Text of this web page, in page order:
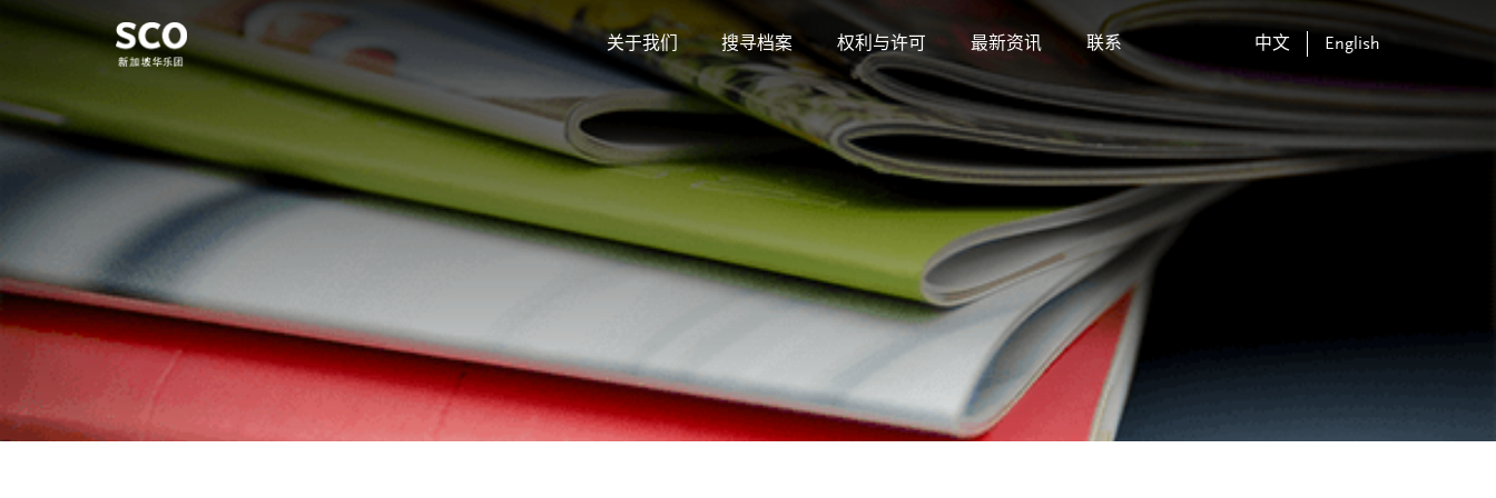
关于我们 搜寻档案 权利与许可 最新资讯 联系 中文 English